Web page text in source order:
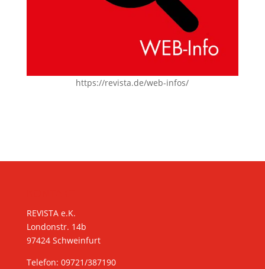
https://revista.de/web-infos/
REVISTA e.K.
Londonstr. 14b
97424 Schweinfurt
Telefon: 09721/387190